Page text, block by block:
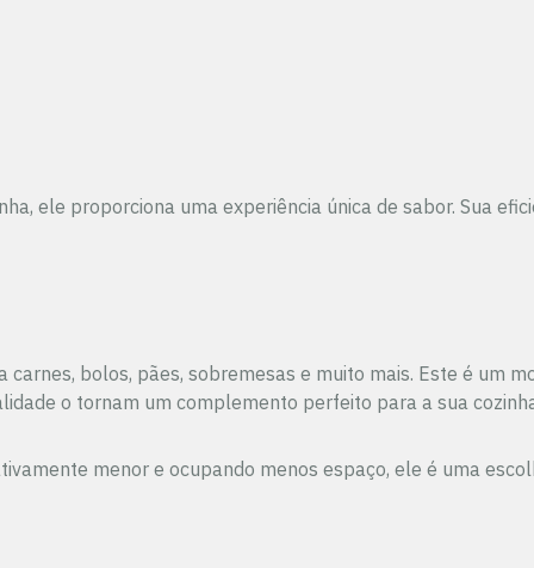
ele proporciona uma experiência única de sabor. Sua
bolos, pães, sobremesas e muito mais. Este é
o tornam um complemento perfeito para a sua
menor e ocupando menos espaço, ele é uma